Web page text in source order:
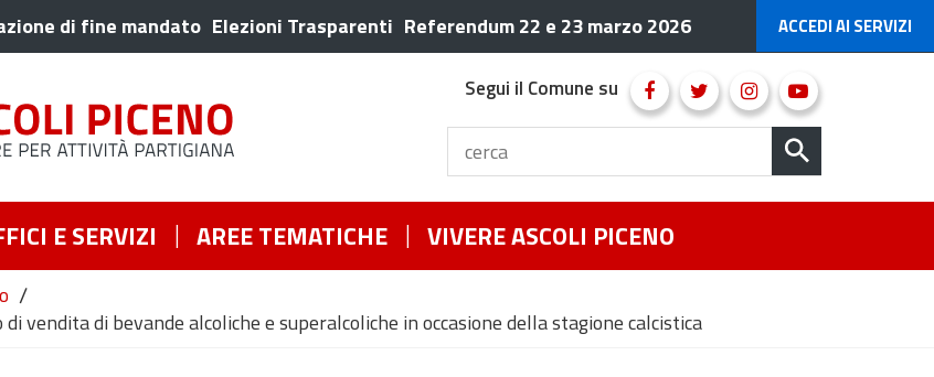
di fine mandato Elezioni Trasparenti Referendum 22 e 23 marzo 2026 ACCEDI AI SERVIZI
Segui il Comune su
E SERVIZI AREE TEMATICHE VIVERE ASCOLI PICENO
/
vendita di bevande alcoliche e superalcoliche in occasione della stagione calcistica